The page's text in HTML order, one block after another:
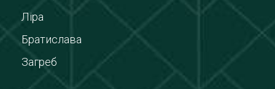
Ліра
Братислава
Загреб